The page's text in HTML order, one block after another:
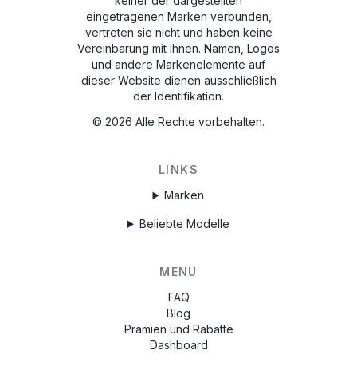
eingetragenen Marken verbunden,
vertreten sie nicht und haben keine
Vereinbarung mit ihnen. Namen, Logos
und andere Markenelemente auf
dieser Website dienen ausschließlich
der Identifikation.
© 2026 Alle Rechte vorbehalten.
LINKS
Marken
Beliebte Modelle
MENÜ
FAQ
Blog
Prämien und Rabatte
Dashboard